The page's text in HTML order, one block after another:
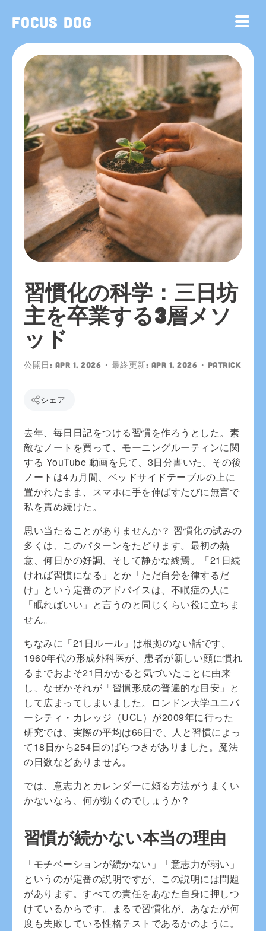
Focus Dog
習慣化の科学：三日坊
主を卒業する3層メソ
ッド
公開日: Apr 1, 2026 • 最終更新: Apr 1, 2026 • patrick
シェア
去年、毎日日記をつける習慣を作ろうとした。素
敵なノートを買って、モーニングルーティンに関
する YouTube 動画を見て、3日分書いた。その後
ノートは4カ月間、ベッドサイドテーブルの上に
置かれたまま、スマホに手を伸ばすたびに無言で
私を責め続けた。
思い当たることがありませんか？ 習慣化の試みの
多くは、このパターンをたどります。最初の熱
意、何日かの好調、そして静かな終焉。「21日続
ければ習慣になる」とか「ただ自分を律するだ
け」という定番のアドバイスは、不眠症の人に
「眠ればいい」と言うのと同じくらい役に立ちま
せん。
ちなみに「21日ルール」は根拠のない話です。
1960年代の形成外科医が、患者が新しい顔に慣れ
るまでおよそ21日かかると気づいたことに由来
し、なぜかそれが「習慣形成の普遍的な目安」と
して広まってしまいました。ロンドン大学ユニバ
ーシティ・カレッジ（UCL）が2009年に行った
研究では、実際の平均は66日で、人と習慣によっ
て18日から254日のばらつきがありました。魔法
の日数などありません。
では、意志力とカレンダーに頼る方法がうまくい
かないなら、何が効くのでしょうか？
習慣が続かない本当の理由
「モチベーションが続かない」「意志力が弱い」
というのが定番の説明ですが、この説明には問題
があります。すべての責任をあなた自身に押しつ
けているからです。まるで習慣化が、あなたが何
度も失敗している性格テストであるかのように。